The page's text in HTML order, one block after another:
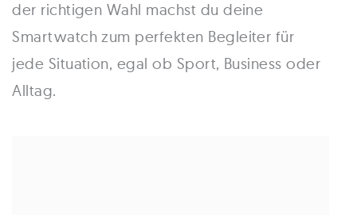
der richtigen Wahl machst du deine
Smartwatch zum perfekten Begleiter für
jede Situation, egal ob Sport, Business oder
Alltag.